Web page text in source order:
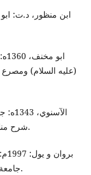
شرح مناهج الأصول، عالم الكتب ، (د.ط) ، القاهرة _ مصر.
جامعة الملك سعود ، (د.ط) ، المملكة العربية السعودية.